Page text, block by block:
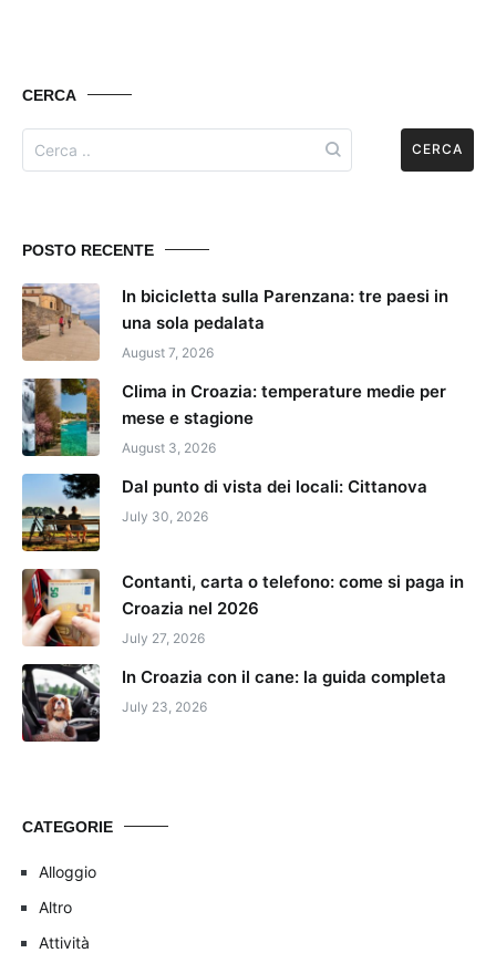
CERCA
Search
for:
POSTO RECENTE
In bicicletta sulla Parenzana: tre paesi in
una sola pedalata
August 7, 2026
Clima in Croazia: temperature medie per
mese e stagione
August 3, 2026
Dal punto di vista dei locali: Cittanova
July 30, 2026
Contanti, carta o telefono: come si paga in
Croazia nel 2026
July 27, 2026
In Croazia con il cane: la guida completa
July 23, 2026
CATEGORIE
Alloggio
Altro
Attività